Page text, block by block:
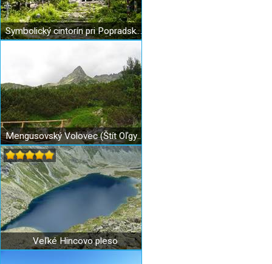
Symbolický cintorín pri Popradskom plese
Mengusovský Volovec (Štít Oľgy) - 2227,5 m n. m.
Veľké Hincovo pleso